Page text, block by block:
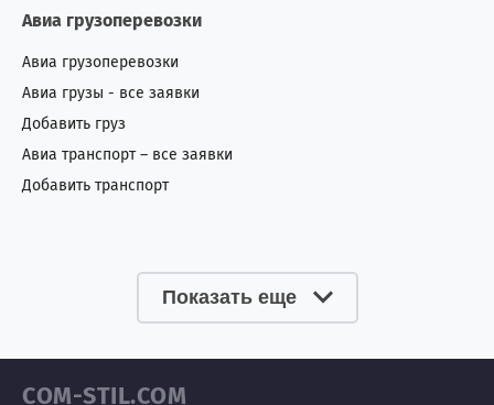
Авиа грузоперевозки
Авиа грузоперевозки
Авиа грузы - все заявки
Добавить груз
Авиа транспорт – все заявки
Добавить транспорт
Показать еще
COM-STIL.COM